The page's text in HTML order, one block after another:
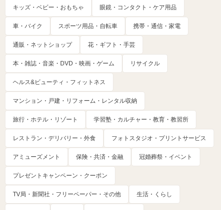
キッズ・ベビー・おもちゃ 眼鏡・コンタクト・ケア用品
車・バイク スポーツ用品・自転車 携帯・通信・家電
通販・ネットショップ 花・ギフト・手芸
本・雑誌・音楽・DVD・映画・ゲーム リサイクル
ヘルス&ビューティ・フィットネス
マンション・戸建・リフォーム・レンタル収納
旅行・ホテル・リゾート 学習塾・カルチャー・教育・教習所
レストラン・デリバリー・外食 フォトスタジオ・プリントサービス
アミューズメント 保険・共済・金融 冠婚葬祭・イベント
プレゼントキャンペーン・クーポン
TV局・新聞社・フリーペーパー・その他 生活・くらし